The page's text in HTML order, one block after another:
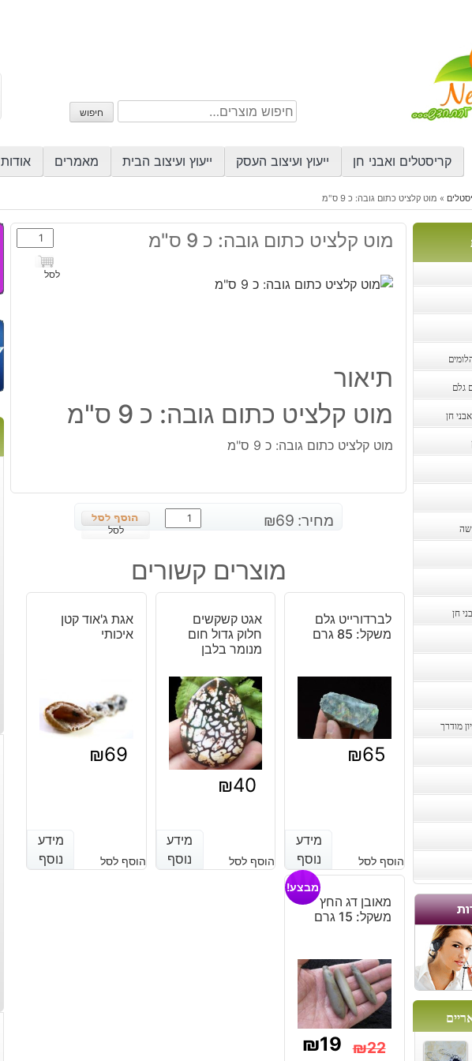
חיפוש
עבור:
חיפוש
קריסטלים ואבני חן ייעוץ ועיצוב העסק ייעוץ ועיצוב הבית מאמרים אודות
» מוט קלציט כתום גובה: כ 9 ס"מ
גלם
חן
חן
מודרך
מוט קלציט כתום גובה: כ 9 ס"מ
כמות
של
מוט
לסל
תיאור
מוט קלציט כתום גובה: כ 9 ס"מ
מוט קלציט כתום גובה: כ 9 ס"מ
מחיר: ₪69
כמות
של
קלציט
כתום
כ
9
לסל
מוצרים קשורים
לברדורייט גלם
משקל: 85 גרם
₪65
מידע
נוסף
הוסף לסל
מידע
נוסף
אגט קשקשים
חלוק גדול חום
מנומר בלבן
₪40
מידע
נוסף
הוסף לסל
מידע
נוסף
אגת ג'אוד קטן
איכותי
₪69
מידע
נוסף
הוסף לסל
מידע
נוסף
מאובן דג החץ
משקל: 15 גרם
מבצע!
₪22
₪19